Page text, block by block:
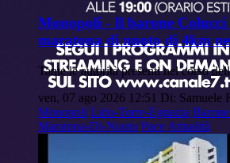
Monopoli - Il barone
maratona di nuoto di 4km
Tante le autorità presenti nel corso
ven, 07 ago 2026 12:51 Di: Samuele
Monopoli Lido-Torre-Egnazia
Maratona-Di-Nuoto Pace Attualità